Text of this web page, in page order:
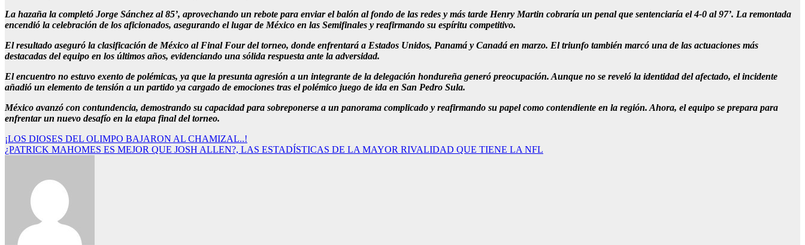
La hazaña la completó Jorge Sánchez al 85’, aprovechando un rebote para enviar el balón al fondo de las redes y más tarde Henry Martin cobraría un penal que sentenciaría el 4-0 al 97’. La remontada
encendió la celebración de los aficionados, asegurando el lugar de México en las Semifinales y reafirmando su espíritu competitivo.
El resultado aseguró la clasificación de México al Final Four del torneo, donde enfrentará a Estados Unidos, Panamá y Canadá en marzo. El triunfo también marcó una de las actuaciones más
destacadas del equipo en los últimos años, evidenciando una sólida respuesta ante la adversidad.
El encuentro no estuvo exento de polémicas, ya que la presunta agresión a un integrante de la delegación hondureña generó preocupación. Aunque no se reveló la identidad del afectado, el incidente
añadió un elemento de tensión a un partido ya cargado de emociones tras el polémico juego de ida en San Pedro Sula.
México avanzó con contundencia, demostrando su capacidad para sobreponerse a un panorama complicado y reafirmando su papel como contendiente en la región. Ahora, el equipo se prepara para
enfrentar un nuevo desafío en la etapa final del torneo.
Navegación
de
¡LOS DIOSES DEL OLIMPO BAJARON AL CHAMIZAL..!
¿PATRICK MAHOMES ES MEJOR QUE JOSH ALLEN?, LAS ESTADÍSTICAS DE LA MAYOR RIVALIDAD QUE TIENE LA NFL